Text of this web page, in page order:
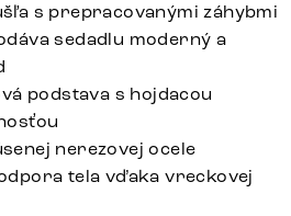
s prepracovanými záhybmi
sedadlu moderný a
podstava s hojdacou
nerezovej ocele
tela vďaka vreckovej